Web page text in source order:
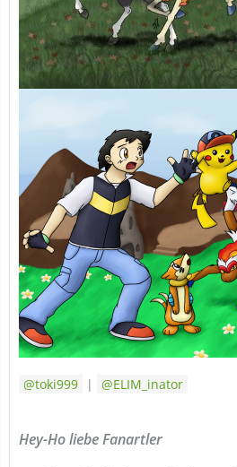
toki999 | ELIM_inator
Hey-Ho liebe Fanartler